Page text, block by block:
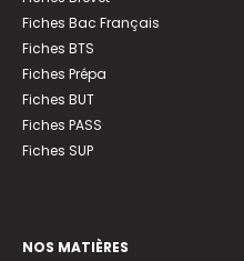
Fiches Bac Français
Fiches BTS
Fiches Prépa
Fiches BUT
Fiches PASS
Fiches SUP
NOS MATIÈRES